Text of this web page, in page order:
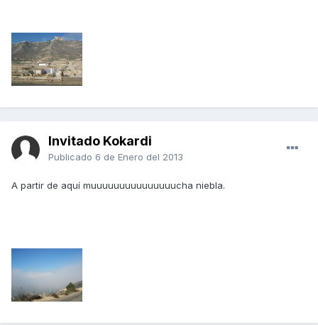
Invitado Kokardi
Publicado 6 de Enero del 2013
A partir de aquí muuuuuuuuuuuuuuucha niebla.